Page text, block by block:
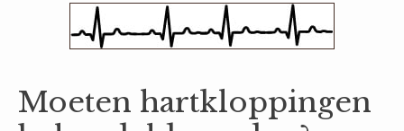
Moeten hartkloppingen